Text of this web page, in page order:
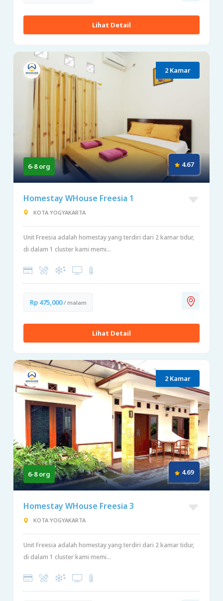
Lihat Detail
2 Kamar
6-8 org 4.67
Homestay WHouse Freesia 1
KOTA YOGYAKARTA
Unit Freesia adalah homestay yang terdiri dari 2 kamar tidur,
di dalam 1 cluster kami memi...
Rp 475,000/ malam
Lihat Detail
2 Kamar
6-8 org 4.69
Homestay WHouse Freesia 3
KOTA YOGYAKARTA
Unit Freesia adalah homestay yang terdiri dari 2 kamar tidur,
di dalam 1 cluster kami memi...